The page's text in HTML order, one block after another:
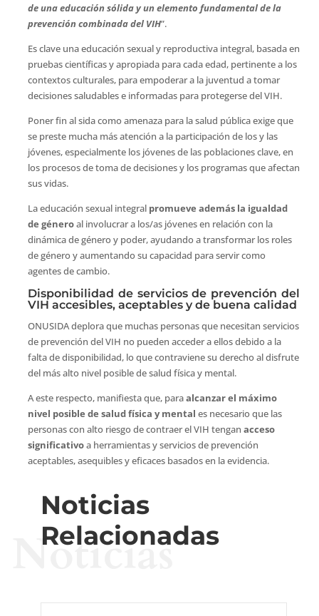
de una educación sólida y un elemento fundamental de la
prevención combinada del VIH”.
Es clave una educación sexual y reproductiva integral, basada en
pruebas científicas y apropiada para cada edad, pertinente a los
contextos culturales, para empoderar a la juventud a tomar
decisiones saludables e informadas para protegerse del VIH.
Poner fin al sida como amenaza para la salud pública exige que
se preste mucha más atención a la participación de los y las
jóvenes, especialmente los jóvenes de las poblaciones clave, en
los procesos de toma de decisiones y los programas que afectan
sus vidas.
La educación sexual integral promueve además la igualdad
de géneroal involucrar a los/as jóvenes en relación con la
dinámica de género y poder, ayudando a transformar los roles
de género y aumentando su capacidad para servir como
agentes de cambio.
Disponibilidad de servicios de prevención del
VIH accesibles, aceptables y de buena calidad
ONUSIDA deplora que muchas personas que necesitan servicios
de prevención del VIH no pueden acceder a ellos debido a la
falta de disponibilidad, lo que contraviene su derecho al disfrute
del más alto nivel posible de salud física y mental.
A este respecto, manifiesta que, paraalcanzar el máximo
nivel posible de salud física y mental es necesario que las
personas con alto riesgo de contraer el VIH tengan acceso
significativoa herramientas y servicios de prevención
aceptables, asequibles y eficaces basados en la evidencia.
Noticias
Relacionadas
Noticias